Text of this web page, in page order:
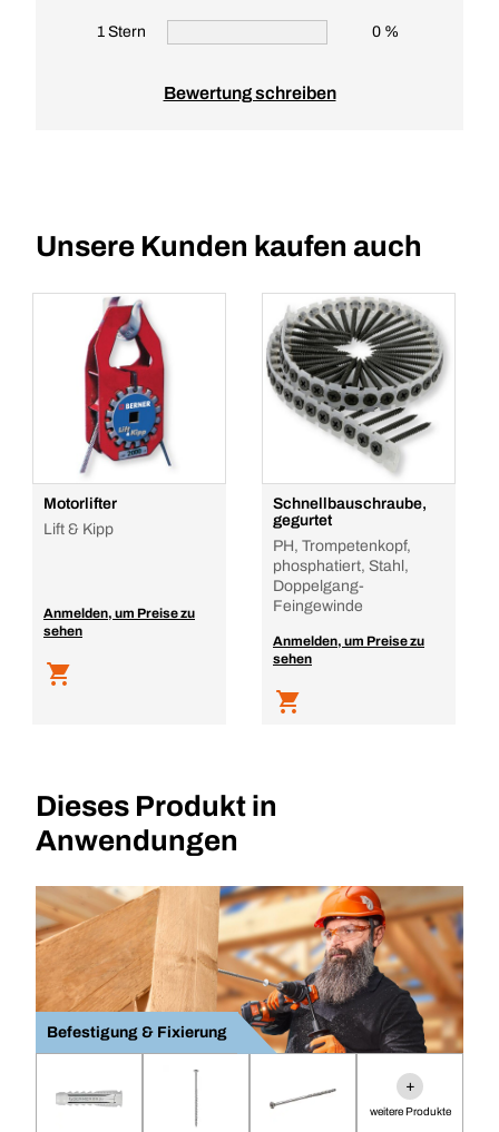
1 Stern 0 %
Bewertung schreiben
Unsere Kunden kaufen auch
Motorlifter
Lift & Kipp
Anmelden, um Preise zu
sehen
Schnellbauschraube,
gegurtet
PH, Trompetenkopf,
phosphatiert, Stahl,
Doppelgang-
Feingewinde
Anmelden, um Preise zu
sehen
Dieses Produkt in
Anwendungen
Befestigung & Fixierung
+
weitere Produkte